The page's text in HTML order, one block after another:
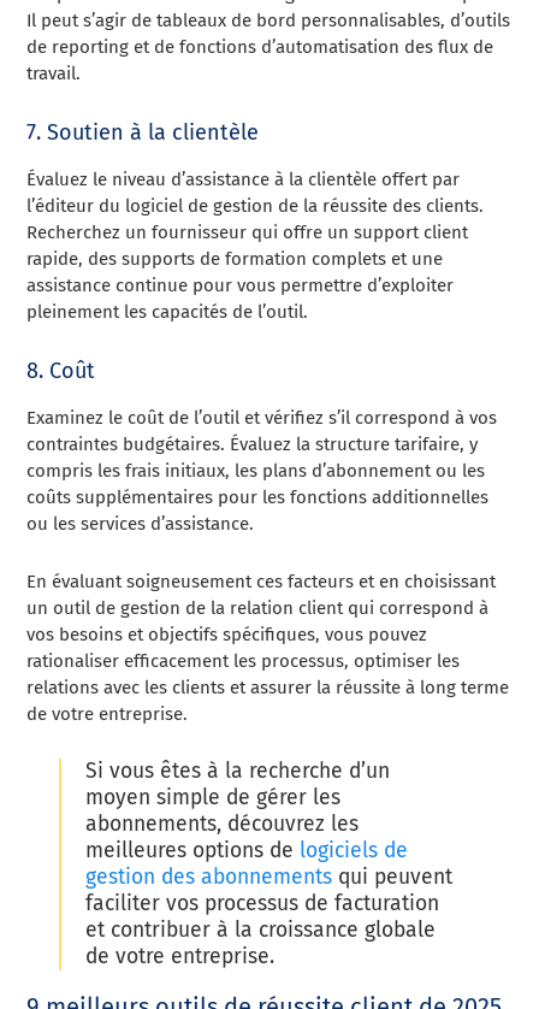
Il peut s’agir de tableaux de bord personnalisables, d’outils
de reporting et de fonctions d’automatisation des flux de
travail.
7. Soutien à la clientèle
Évaluez le niveau d’assistance à la clientèle offert par
l’éditeur du logiciel de gestion de la réussite des clients.
Recherchez un fournisseur qui offre un support client
rapide, des supports de formation complets et une
assistance continue pour vous permettre d’exploiter
pleinement les capacités de l’outil.
8. Coût
Examinez le coût de l’outil et vérifiez s’il correspond à vos
contraintes budgétaires. Évaluez la structure tarifaire, y
compris les frais initiaux, les plans d’abonnement ou les
coûts supplémentaires pour les fonctions additionnelles
ou les services d’assistance.
En évaluant soigneusement ces facteurs et en choisissant
un outil de gestion de la relation client qui correspond à
vos besoins et objectifs spécifiques, vous pouvez
rationaliser efficacement les processus, optimiser les
relations avec les clients et assurer la réussite à long terme
de votre entreprise.
Si vous êtes à la recherche d’un
moyen simple de gérer les
abonnements, découvrez les
meilleures options de logiciels de
gestion des abonnementsqui peuvent
faciliter vos processus de facturation
et contribuer à la croissance globale
de votre entreprise.